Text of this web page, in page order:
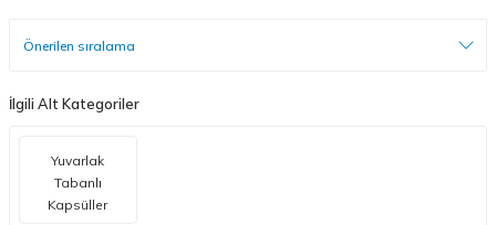
İlgili Alt Kategoriler
Yuvarlak
Tabanlı
Kapsüller